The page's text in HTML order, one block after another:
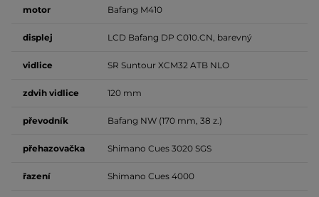
motor Bafang M410
displej LCD Bafang DP C010.CN, barevný
vidlice SR Suntour XCM32 ATB NLO
zdvih vidlice 120 mm
převodník Bafang NW (170 mm, 38 z.)
přehazovačka Shimano Cues 3020 SGS
řazení Shimano Cues 4000